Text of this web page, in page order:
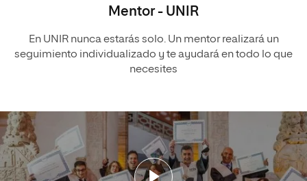
Mentor - UNIR
En UNIR nunca estarás solo. Un mentor realizará un
seguimiento individualizado y te ayudará en todo lo que
necesites